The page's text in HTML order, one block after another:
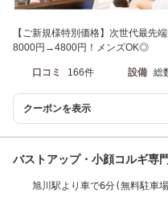
【ご新規様特別価格】次世代最先
8000円→4800円！メンズOK◎
口コミ 166件 設備 総
クーポンを表示
バストアップ・小顔コルギ専
旭川駅より車で6分(無料駐車